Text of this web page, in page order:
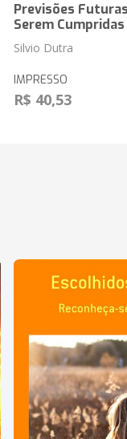
Previsões
Serem Cumpridas
Silvio Dutra
IMPRESSO
R$ 40,53